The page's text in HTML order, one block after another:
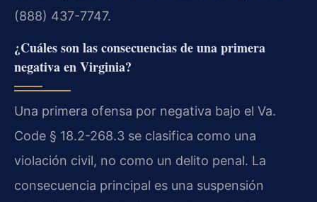
(888) 437-7747.
¿Cuáles son las consecuencias de una primera
negativa en Virginia?
Una primera ofensa por negativa bajo el Va.
Code § 18.2-268.3 se clasifica como una
violación civil, no como un delito penal. La
consecuencia principal es una suspensión